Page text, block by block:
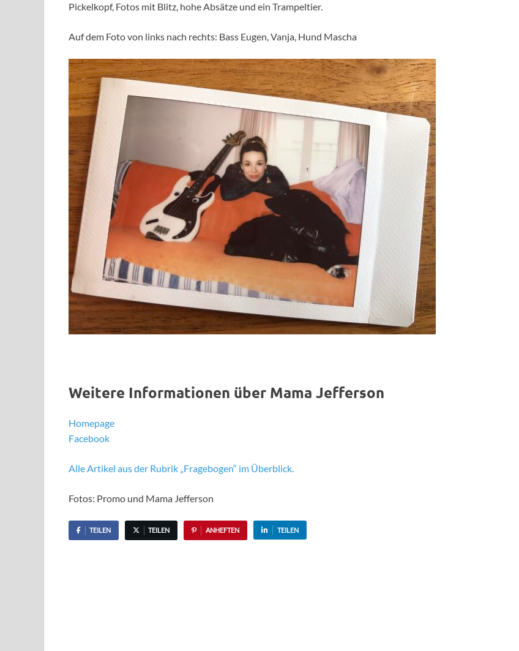
Pickelkopf, Fotos mit Blitz, hohe Absätze und ein Trampeltier.
Auf dem Foto von links nach rechts: Bass Eugen, Vanja, Hund Mascha
Weitere Informationen über Mama Jefferson
Homepage
Facebook
Alle Artikel aus der Rubrik „Fragebogen“ im Überblick.
Fotos: Promo und Mama Jefferson
TEILEN TEILEN ANHEFTEN TEILEN